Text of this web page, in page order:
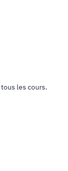
les cours.